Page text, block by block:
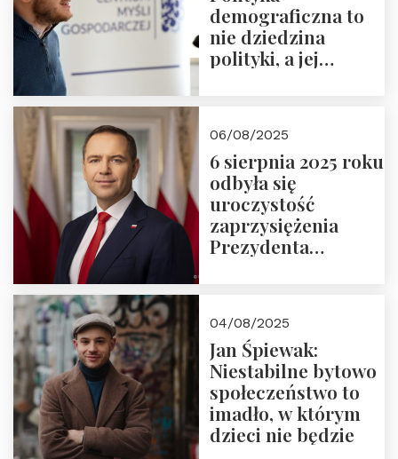
demograficzna to
nie dziedzina
polityki, a jej
06/08/2025
6 sierpnia 2025 roku
odbyła się
uroczystość
zaprzysiężenia
Prezydenta
Nawrockiego
04/08/2025
Jan Śpiewak:
Niestabilne bytowo
społeczeństwo to
imadło, w którym
dzieci nie będzie